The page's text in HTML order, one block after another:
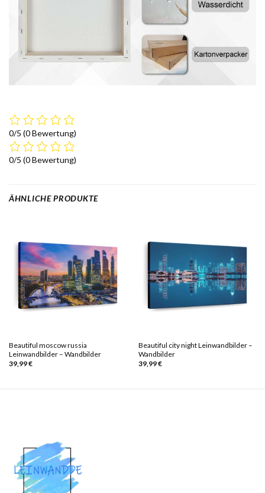
0/5 (0 Bewertung)
0/5 (0 Bewertung)
ÄHNLICHE PRODUKTE
Beautiful moscow russia
Leinwandbilder – Wandbilder
39,99€
Beautiful city night Leinwandbilder –
Wandbilder
39,99€